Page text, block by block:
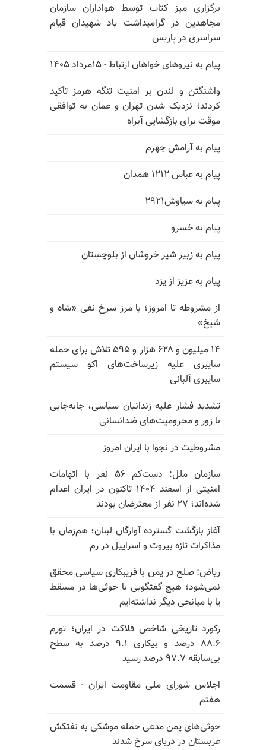
برگزاری میز کتاب توسط هواداران سازمان
مجاهدین در گرامیداشت یاد شهیدان قیام
سراسری در پاریس
پیام به نیروهای خواهان ارتباط - ۱۵مرداد ۱۴۰۵
واشنگتن و لندن بر امنیت تنگه هرمز تأکید
کردند؛ نزدیک شدن تهران و عمان به توافقی
موقت برای بازگشایی آبراه
پیام به آرامش جهرم
پیام به عباس ۱۲۱۲ همدان
پیام به سیاوش۲۹۲۱
پیام به خسرو
پیام به زبیر شیر خروشان از بلوچستان
پیام به عزیز از یزد
از مشروطه تا امروز؛ با مرز سرخ نفی «شاه و
شیخ»
۱۴ میلیون و ۶۲۸ هزار و ۵۹۵ تلاش برای حمله
سایبری علیه زیرساخت‌های اکو سیستم
سایبری آلبانی
تشدید فشار علیه زندانیان سیاسی، جابه‌جایی
با زور و محرومیت‌های ضدانسانی
مشروطیت در نجوا با ایران امروز
سازمان ملل: دست‌کم ۵۶ نفر با اتهامات
امنیتی از اسفند ۱۴۰۴ تاکنون در ایران اعدام
شده‌اند؛ ۲۷ نفر از معترضان بودند
آغاز بازگشت گسترده آوارگان لبنان؛ هم‌زمان با
مذاکرات تازه بیروت و اسراییل در رم
ریاض: صلح در یمن با فریبکاری سیاسی محقق
نمی‌شود؛ هیچ گفتگویی با حوثی‌ها در مسقط
یا با میانجی دیگر نداشته‌ایم
رکورد تاریخی شاخص فلاکت در ایران؛ تورم
۸۸.۶ درصد و بیکاری ۹.۱ درصد به سطح
بی‌سابقه ۹۷.۷ درصد رسید
اجلاس شورای ملی مقاومت ایران - قسمت
هفتم
حوثی‌های یمن مدعی حمله موشکی به نفتکش
عربستان در دریای سرخ شدند